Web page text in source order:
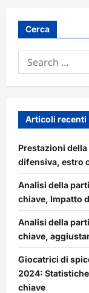
Cerca
Search
for:
Articoli recenti
Prestazioni
difensiva, estro
Analisi della
chiave, Impatto
Analisi della
chiave,
Giocatrici di
2024:
chiave